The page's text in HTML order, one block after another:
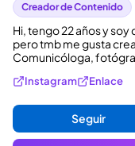
Creador de Contenido
Hi, tengo 22 años y
pero tmb me gusta
Comunicóloga,
Instagram Enlace
Seguir